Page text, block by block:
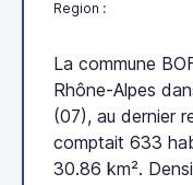
Region :
La commune
Rhône-Alpes
(07), au dernier
comptait 633
30.86 km².